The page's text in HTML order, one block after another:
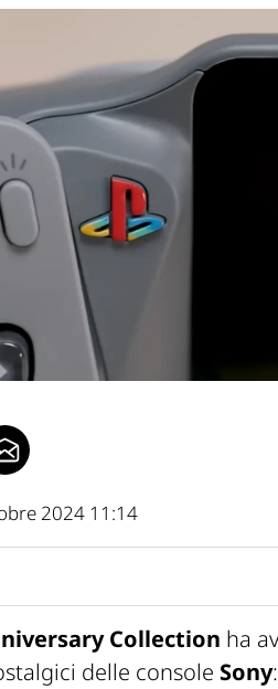
2024 11:14
Collection ha
delle console Sony